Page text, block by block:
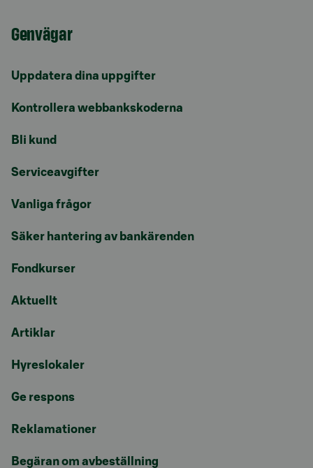
Genvägar
Uppdatera dina uppgifter
Kontrollera webbankskoderna
Bli kund
Serviceavgifter
Vanliga frågor
Säker hantering av bankärenden
Fondkurser
Aktuellt
Artiklar
Hyreslokaler
Ge respons
Reklamationer
Begäran om avbeställning